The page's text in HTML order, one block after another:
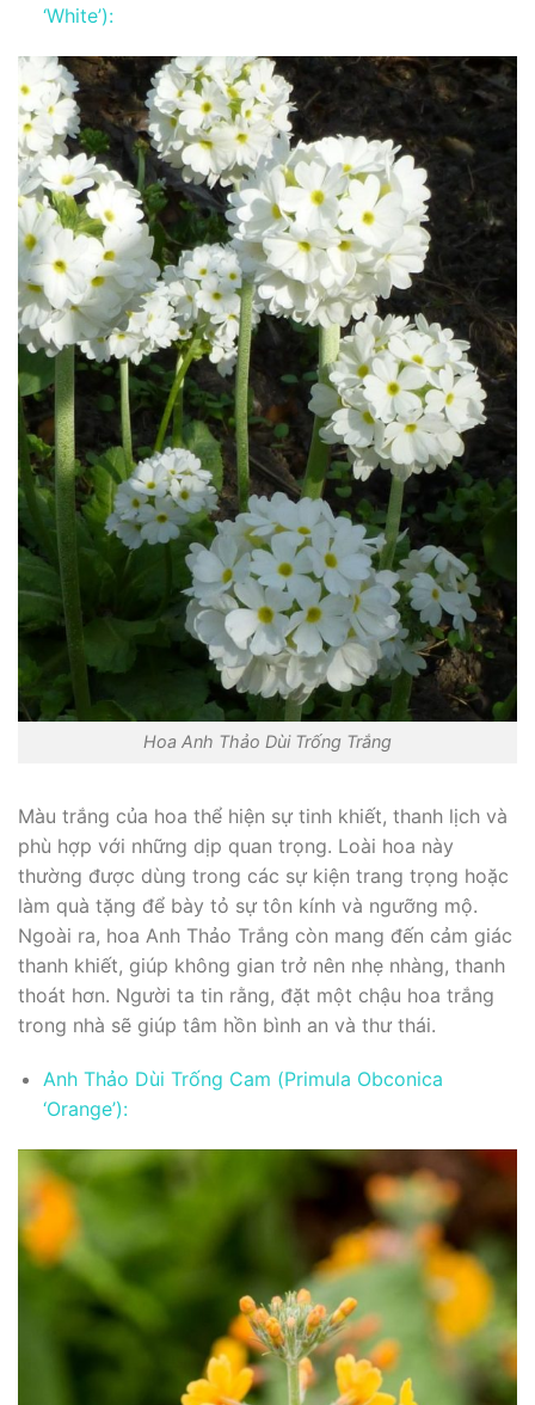
‘White’):
Hoa Anh Thảo Dùi Trống Trắng
Màu trắng của hoa thể hiện sự tinh khiết, thanh lịch và
phù hợp với những dịp quan trọng. Loài hoa này
thường được dùng trong các sự kiện trang trọng hoặc
làm quà tặng để bày tỏ sự tôn kính và ngưỡng mộ.
Ngoài ra, hoa Anh Thảo Trắng còn mang đến cảm giác
thanh khiết, giúp không gian trở nên nhẹ nhàng, thanh
thoát hơn. Người ta tin rằng, đặt một chậu hoa trắng
trong nhà sẽ giúp tâm hồn bình an và thư thái.
Anh Thảo Dùi Trống Cam (Primula Obconica
‘Orange’):